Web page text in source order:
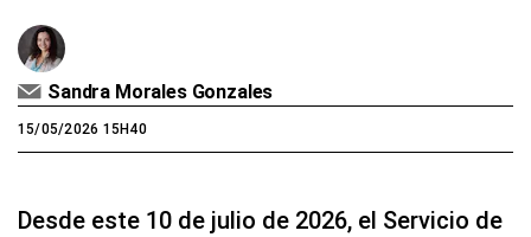
Sandra Morales Gonzales
15/05/2026 15H40
Desde este 10 de julio de 2026, el Servicio de